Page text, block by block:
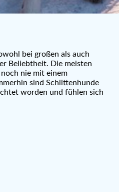
bei großen als auch
Beliebtheit. Die meisten
nie mit einem
sind Schlittenhunde
worden und fühlen sich